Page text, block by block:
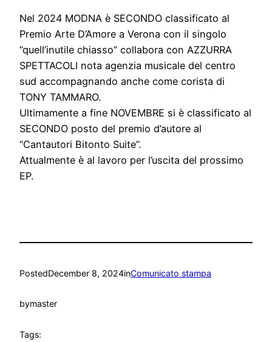
Nel 2024 MODNA è SECONDO classificato al
Premio Arte D’Amore a Verona con il singolo
”quell’inutile chiasso” collabora con AZZURRA
SPETTACOLI nota agenzia musicale del centro
sud accompagnando anche come corista di
TONY TAMMARO.
Ultimamente a fine NOVEMBRE si è classificato al
SECONDO posto del premio d’autore al
‘’Cantautori Bitonto Suite’’.
Attualmente è al lavoro per l’uscita del prossimo
EP.
PostedDecember 8, 2024inComunicato stampa
bymaster
Tags: